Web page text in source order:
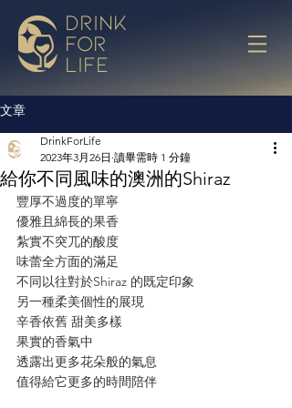
drink
for
life
文章
給你不同風味的澳洲的Shiraz
DrinkForLife
2023年3月26日 讀畢需時 1 分鐘
豐厚不過度的單寧
優雅且綿長的果香
紮實不突兀的酸度
味蕾全方面的滿足
不同以往對於Shiraz 的既定印象
另一種柔美個性的展現
辛香依舊 甜美多樣
果實的香氣中
透露出更多花朵般的氣息
值得給它更多的時間陪伴